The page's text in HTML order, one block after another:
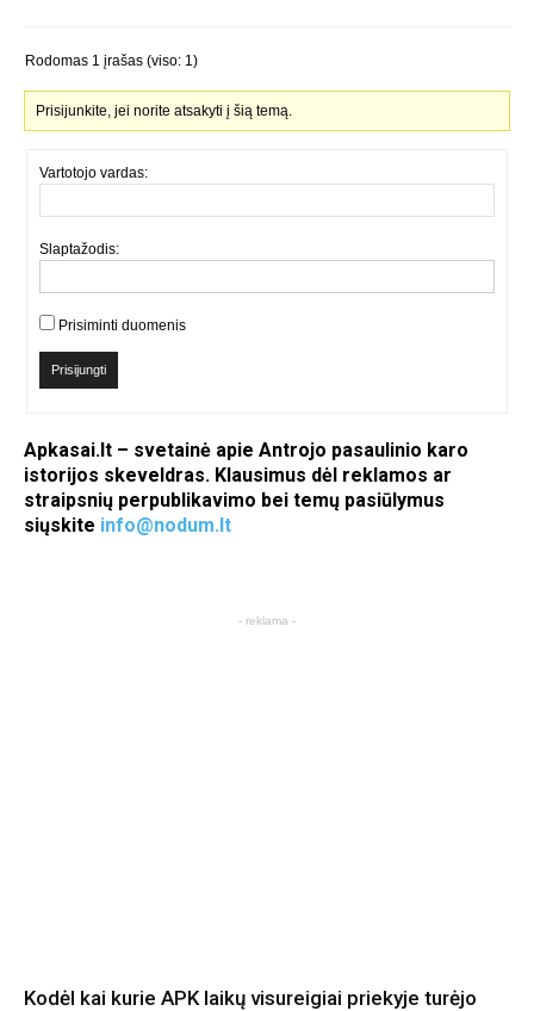
Rodomas 1 įrašas (viso: 1)
Prisijunkite, jei norite atsakyti į šią temą.
Vartotojo vardas:
Slaptažodis:
Prisiminti duomenis
Prisijungti
Apkasai.lt – svetainė apie Antrojo pasaulinio karo
istorijos skeveldras. Klausimus dėl reklamos ar
straipsnių perpublikavimo bei temų pasiūlymus
siųskite info@nodum.lt
- reklama -
Kodėl kai kurie APK laikų visureigiai priekyje turėjo